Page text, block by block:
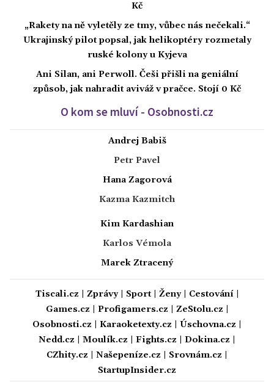
Kč
„Rakety na ně vyletěly ze tmy, vůbec nás nečekali.“
Ukrajinský pilot popsal, jak helikoptéry rozmetaly
ruské kolony u Kyjeva
Ani Silan, ani Perwoll. Češi přišli na geniální
způsob, jak nahradit aviváž v pračce. Stojí 0 Kč
O kom se mluví - Osobnosti.cz
Andrej Babiš
Petr Pavel
Hana Zagorová
Kazma Kazmitch
Kim Kardashian
Karlos Vémola
Marek Ztracený
Tiscali.cz Zprávy| Sport| Ženy| Cestování|
Games.cz
Profigamers.cz ZeStolu.cz
Osobnosti.cz
Karaoketexty.cz Úschovna.cz
Nedd.cz
Moulík.cz Fights.cz Dokina.cz
CZhity.cz
Našepeníze.cz Srovnám.cz
StartupInsider.cz